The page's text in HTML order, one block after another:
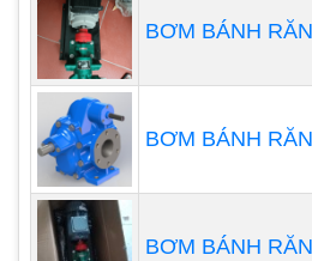
BƠM BÁNH
BƠM BÁNH
BƠM BÁNH